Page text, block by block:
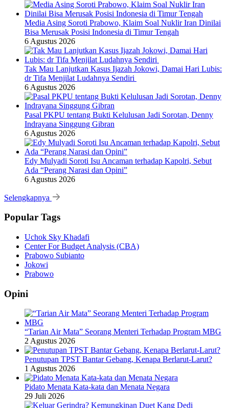
Media Asing Soroti Prabowo, Klaim Soal Nuklir Iran Dinilai
Bisa Merusak Posisi Indonesia di Timur Tengah
6 Agustus 2026
Tak Mau Lanjutkan Kasus Ijazah Jokowi, Damai Hari Lubis:
dr Tifa Menjilat Ludahnya Sendiri
6 Agustus 2026
Pasal PKPU tentang Bukti Kelulusan Jadi Sorotan, Denny
Indrayana Singgung Gibran
6 Agustus 2026
Edy Mulyadi Soroti Isu Ancaman terhadap Kapolri, Sebut
Ada “Perang Narasi dan Opini”
6 Agustus 2026
Selengkapnya
Popular Tags
Uchok Sky Khadafi
Center For Budget Analysis (CBA)
Prabowo Subianto
Jokowi
Prabowo
Opini
“Tarian Air Mata” Seorang Menteri Terhadap Program MBG
2 Agustus 2026
Penutupan TPST Bantar Gebang, Kenapa Berlarut-Larut?
1 Agustus 2026
Pidato Menata Kata-kata dan Menata Negara
29 Juli 2026